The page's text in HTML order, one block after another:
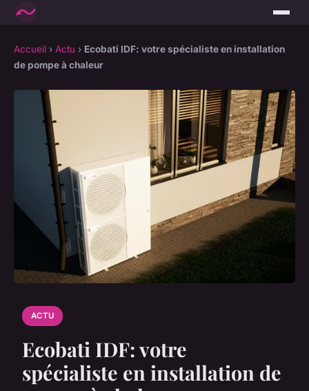
Accueil › Actu › Ecobati IDF: votre spécialiste en installation
de pompe à chaleur
ACTU
Ecobati IDF: votre
spécialiste en installation de